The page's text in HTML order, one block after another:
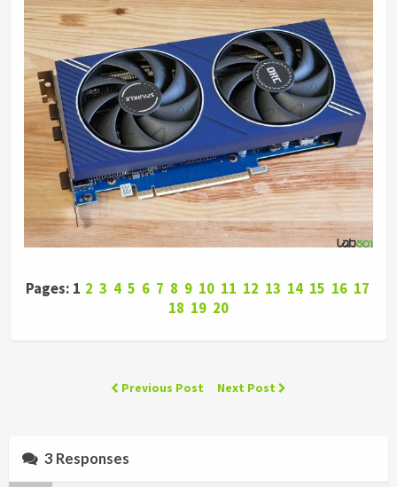
Pages: 1 2 3 4 5 6 7 8 9 10 11 12 13 14 15 16 17
18 19 20
Previous Post Next Post
3 Responses